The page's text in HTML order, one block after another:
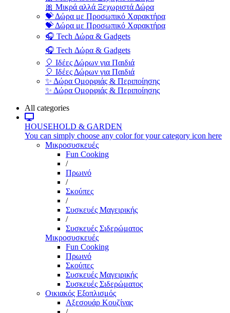
🎀 Μικρά αλλά Ξεχωριστά Δώρα
💝 Δώρα με Προσωπικό Χαρακτήρα
💝 Δώρα με Προσωπικό Χαρακτήρα
🎧 Tech Δώρα & Gadgets
🎧 Tech Δώρα & Gadgets
🎈 Ιδέες Δώρων για Παιδιά
🎈 Ιδέες Δώρων για Παιδιά
✨ Δώρα Ομορφιάς & Περιποίησης
✨ Δώρα Ομορφιάς & Περιποίησης
All categories
HOUSEHOLD & GARDEN
You can simply choose any color for your category icon here
Μικροσυσκευές
Fun Cooking
/
Πρωινό
/
Σκούπες
/
Συσκευές Μαγειρικής
/
Συσκευές Σιδερώματος
Μικροσυσκευές
Fun Cooking
Πρωινό
Σκούπες
Συσκευές Μαγειρικής
Συσκευές Σιδερώματος
Οικιακός Εξοπλισμός
Αξεσουάρ Κουζίνας